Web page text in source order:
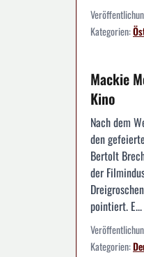
Kategorien:
Mackie
Kino
Nach dem
den
Bertolt
der
pointiert. E...
Kategorien: